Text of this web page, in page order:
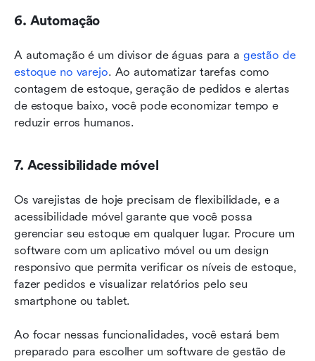
6. Automação
A automação é um divisor de águas para a gestão de
estoque no varejo. Ao automatizar tarefas como
contagem de estoque, geração de pedidos e alertas
de estoque baixo, você pode economizar tempo e
reduzir erros humanos.
7. Acessibilidade móvel
Os varejistas de hoje precisam de flexibilidade, e a
acessibilidade móvel garante que você possa
gerenciar seu estoque em qualquer lugar. Procure um
software com um aplicativo móvel ou um design
responsivo que permita verificar os níveis de estoque,
fazer pedidos e visualizar relatórios pelo seu
smartphone ou tablet.
Ao focar nessas funcionalidades, você estará bem
preparado para escolher um software de gestão de